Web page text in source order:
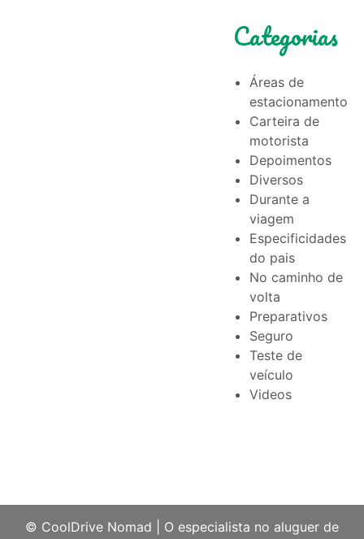
Categorias
Áreas de
estacionamento
Carteira de
motorista
Depoimentos
Diversos
Durante a
viagem
Especificidades
do pais
No caminho de
volta
Preparativos
Seguro
Teste de
veículo
Videos
© CoolDrive Nomad
O especialista no aluguer de